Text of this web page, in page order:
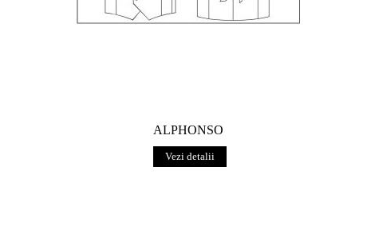
ALPHONSO
Vezi detalii